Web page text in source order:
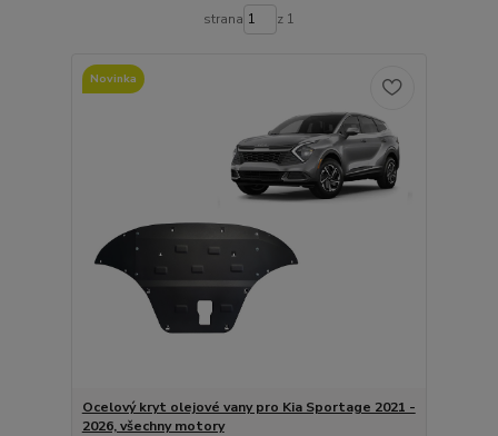
strana z 1
Novinka
Ocelový kryt olejové vany pro Kia Sportage 2021 -
2026, všechny motory